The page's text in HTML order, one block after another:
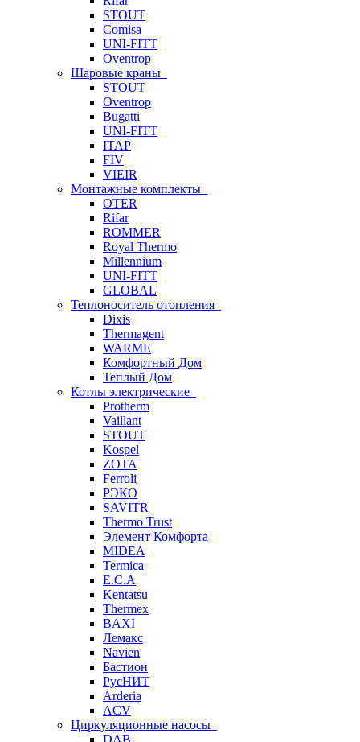
STOUT
Comisa
UNI-FITT
Oventrop
Шаровые краны
STOUT
Oventrop
Bugatti
UNI-FITT
ITAP
FIV
VIEIR
Монтажные комплекты
OTER
Rifar
ROMMER
Royal Thermo
Millennium
UNI-FITT
GLOBAL
Теплоноситель отопления
Dixis
Thermagent
WARME
Комфортный Дом
Теплый Дом
Котлы электрические
Protherm
Vaillant
STOUT
Kospel
ZOTA
Ferroli
РЭКО
SAVITR
Thermo Trust
Элемент Комфорта
MIDEA
Termica
E.C.A
Kentatsu
Thermex
BAXI
Лемакс
Navien
Бастион
РусНИТ
Arderia
ACV
Циркуляционные насосы
DAB